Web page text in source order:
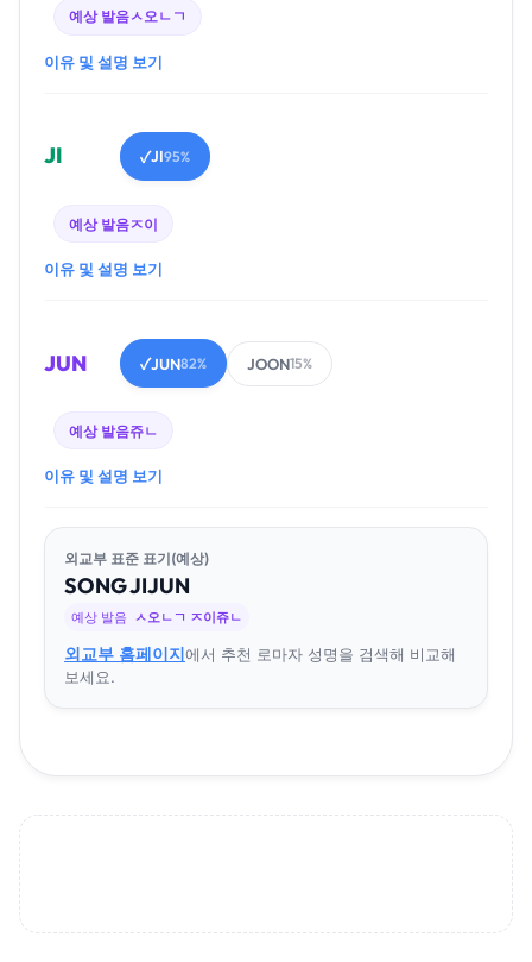
예상 발음ㅅ오ㄴㄱ
이유 및 설명 보기
JI ✓JI95%
예상 발음ㅈ이
이유 및 설명 보기
JUN ✓JUN82% JOON15%
예상 발음쥬ㄴ
이유 및 설명 보기
외교부 표준 표기(예상)
SONGJIJUN
예상 발음 ㅅ오ㄴㄱ ㅈ이쥬ㄴ
외교부 홈페이지에서 추천 로마자 성명을 검색해 비교해
보세요.